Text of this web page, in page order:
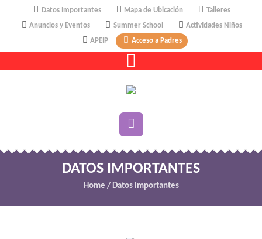
Datos Importantes Mapa de Ubicación
Talleres
Anuncios y Eventos
Summer School
Actividades Niños
APEIP
Acceso a Padres
DATOS IMPORTANTES
Home / Datos importantes